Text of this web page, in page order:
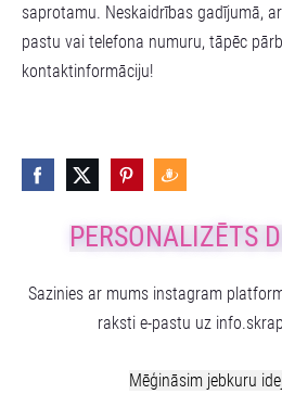
PERSONALIZĒTS
Sazinies ar mums instagram
raksti e-pastu uz
Mēģināsim jebkuru
saprotamu. Neskaidrības gadījumā,
pastu vai telefona numuru, tāpēc
kontaktinformāciju!